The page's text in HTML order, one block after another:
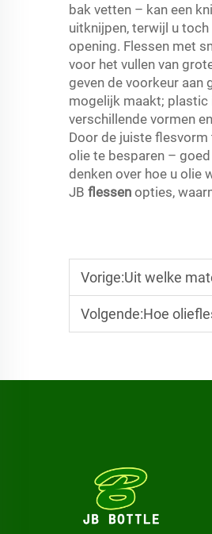
bak vetten – kan een
uitknijpen, terwijl u
opening. Flessen met
voor het vullen van
geven de voorkeur aan
mogelijk maakt; plastic
verschillende vormen
Door de juiste
olie te besparen –
denken over hoe u olie
JB flessen opties,
Vorige:Uit welke
Volgende:Hoe